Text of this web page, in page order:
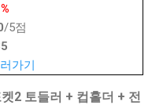
/5점
가기
2 토들러 + 컵홀더 + 전